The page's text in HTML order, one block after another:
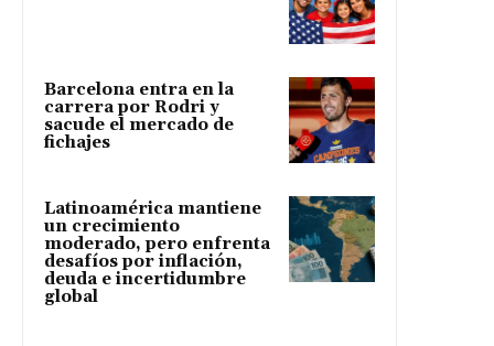
Barcelona entra en la
carrera por Rodri y
sacude el mercado de
fichajes
Latinoamérica mantiene
un crecimiento
moderado, pero enfrenta
desafíos por inflación,
deuda e incertidumbre
global